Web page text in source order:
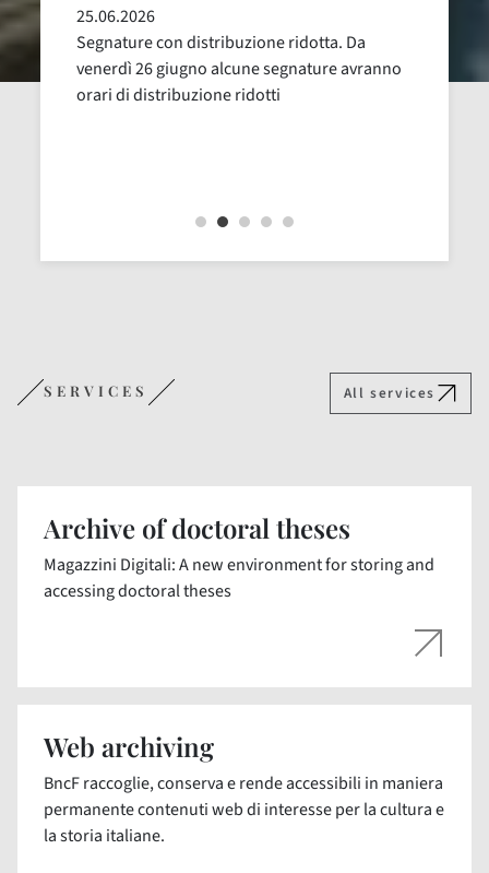
25.06.2026
Segnature con distribuzione ridotta. Da
venerdì 26 giugno alcune segnature avranno
orari di distribuzione ridotti
SERVICES All services
Archive of doctoral theses
Magazzini Digitali: A new environment for storing and
accessing doctoral theses
Web archiving
BncF raccoglie, conserva e rende accessibili in maniera
permanente contenuti web di interesse per la cultura e
la storia italiane.